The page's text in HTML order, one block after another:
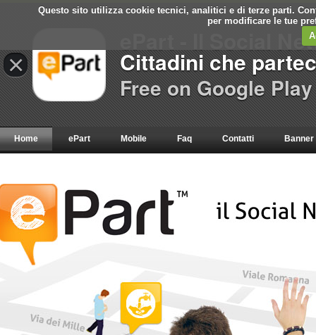
Questo sito utilizza cookie tecnici, analitici e di terze parti.
per modificare le tue
Home ePart Mobile Faq Contatti Banner
×
ePart - Il Social
Cittadini che
Free on Google Play